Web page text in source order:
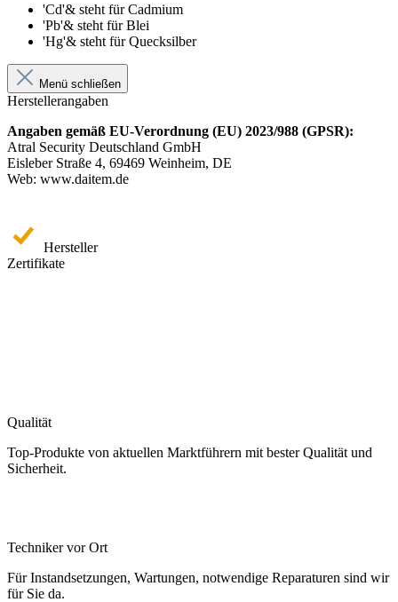
'Cd'& steht für Cadmium
'Pb'& steht für Blei
'Hg'& steht für Quecksilber
Menü schließen
Herstellerangaben
Angaben gemäß EU-Verordnung (EU) 2023/988 (GPSR):
Atral Security Deutschland GmbH
Eisleber Straße 4, 69469 Weinheim, DE
Web: www.daitem.de
Hersteller
Zertifikate
Qualität
Top-Produkte von aktuellen Marktführern mit bester Qualität und
Sicherheit.
Techniker vor Ort
Für Instandsetzungen, Wartungen, notwendige Reparaturen sind wir
für Sie da.